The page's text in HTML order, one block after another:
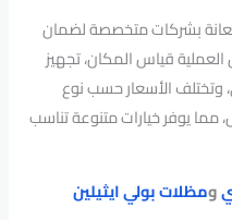
بشركات متخصصة لضمان
قياس المكان، تجهيز
وتختلف الأسعار حسب نوع
مما يوفر خيارات متنوعة تناسب
ومظلات بولي ايثيلين